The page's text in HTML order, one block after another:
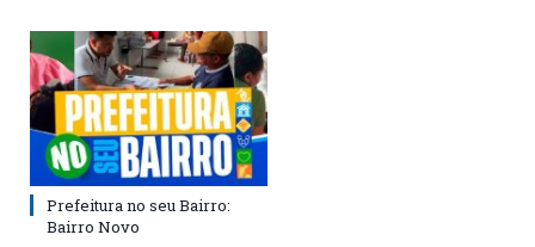
Prefeitura no seu Bairro:
Bairro Novo